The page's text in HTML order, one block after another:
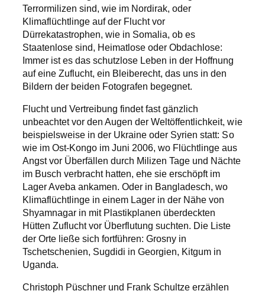
Terrormilizen sind, wie im Nordirak, oder
Klimaflüchtlinge auf der Flucht vor
Dürrekatastrophen, wie in Somalia, ob es
Staatenlose sind, Heimatlose oder Obdachlose:
Immer ist es das schutzlose Leben in der Hoffnung
auf eine Zuflucht, ein Bleiberecht, das uns in den
Bildern der beiden Fotografen begegnet.
Flucht und Vertreibung findet fast gänzlich
unbeachtet vor den Augen der Weltöffentlichkeit, wie
beispielsweise in der Ukraine oder Syrien statt: So
wie im Ost-Kongo im Juni 2006, wo Flüchtlinge aus
Angst vor Überfällen durch Milizen Tage und Nächte
im Busch verbracht hatten, ehe sie erschöpft im
Lager Aveba ankamen. Oder in Bangladesch, wo
Klimaflüchtlinge in einem Lager in der Nähe von
Shyamnagar in mit Plastikplanen überdeckten
Hütten Zuflucht vor Überflutung suchten. Die Liste
der Orte ließe sich fortführen: Grosny in
Tschetschenien, Sugdidi in Georgien, Kitgum in
Uganda.
Christoph Püschner und Frank Schultze erzählen